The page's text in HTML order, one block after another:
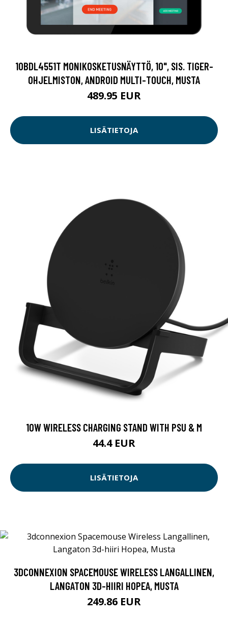
10BDL4551T MONIKOSKETUSNÄYTTÖ, 10", SIS. TIGER-
OHJELMISTON, ANDROID MULTI-TOUCH, MUSTA
489.95 EUR
LISÄTIETOJA
10W WIRELESS CHARGING STAND WITH PSU & M
44.4 EUR
LISÄTIETOJA
3DCONNEXION SPACEMOUSE WIRELESS LANGALLINEN,
LANGATON 3D-HIIRI HOPEA, MUSTA
249.86 EUR